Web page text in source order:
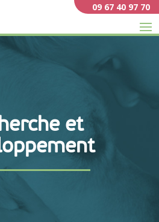
09 67 40 97 70
et